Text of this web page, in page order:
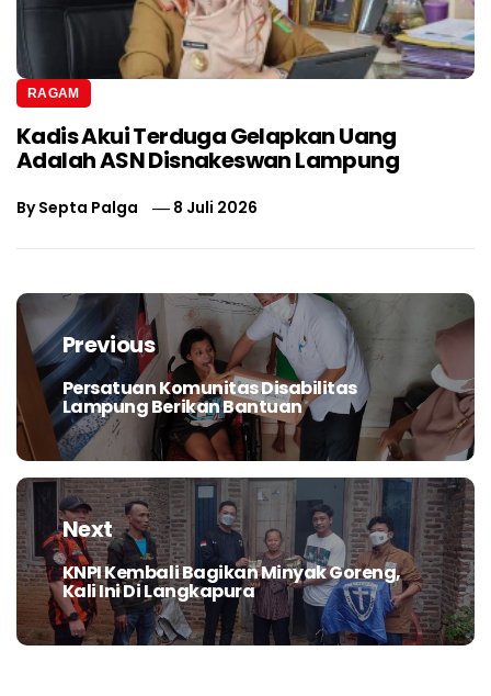
RAGAM
Kadis Akui Terduga Gelapkan Uang
Adalah ASN Disnakeswan Lampung
BySepta Palga 8 Juli 2026
Navigasi
posPrevious
Previous
post:
Persatuan Komunitas Disabilitas
Lampung Berikan Bantuan
Next
Next
post:
KNPI Kembali Bagikan Minyak Goreng,
Kali Ini Di Langkapura